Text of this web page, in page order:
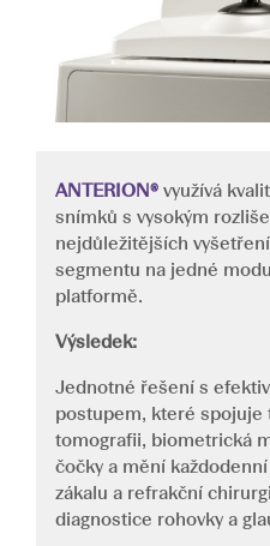
ANTERION® využívá
snímků s vysokým
nejdůležitějších
segmentu na jedné
platformě.
Výsledek:
Jednotné řešení s
postupem, které spojuje
tomografii, biometrická
čočky a mění
zákalu a refrakční
diagnostice rohovky a